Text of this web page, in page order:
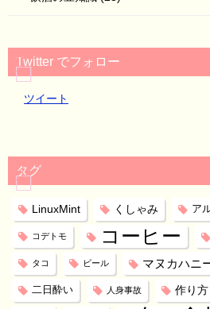
Twitter でフォロー
ツイート
タグ
LinuxMint くしゃみ ア
コデトモ コーヒー
タコ ビール マヌカハニ
二日酔い 人身事故 作り方